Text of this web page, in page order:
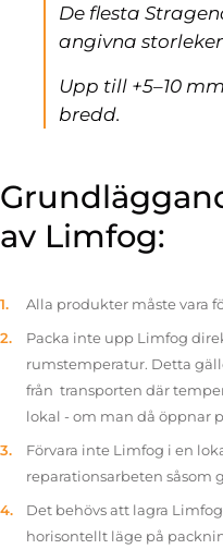
De flesta
angivna
Upp till +5–10
bredd.
av Limfog:
Alla produkter måste vara
Packa inte upp Limfog
rumstemperatur. Detta
från transporten där
lokal - om man då öppnar
Förvara inte Limfog i en
reparationsarbeten såsom
Det behövs att lagra
horisontellt läge på